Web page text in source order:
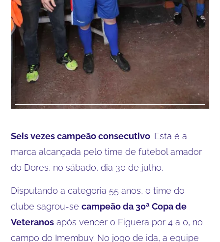
Seis vezes campeão consecutivo. Esta é a
marca alcançada pelo time de futebol amador
do Dores, no sábado, dia 30 de julho.
Disputando a categoria 55 anos, o time do
clube sagrou-secampeão da 30ª Copa de
Veteranos após vencer o Figuera por 4 a 0, no
campo do Imembuy. No jogo de ida, a equipe